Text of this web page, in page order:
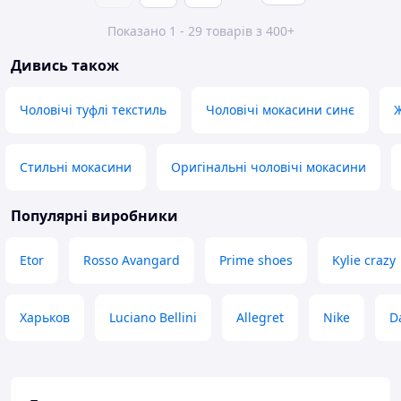
Показано 1 - 29 товарів з 400+
Дивись також
Чоловічі туфлі текстиль Чоловічі мокасини синє
Стильні мокасини Оригінальні чоловічі мокасини
Популярні виробники
Etor Rosso Avangard Prime shoes Kylie crazy
Харьков Luciano Bellini Allegret Nike